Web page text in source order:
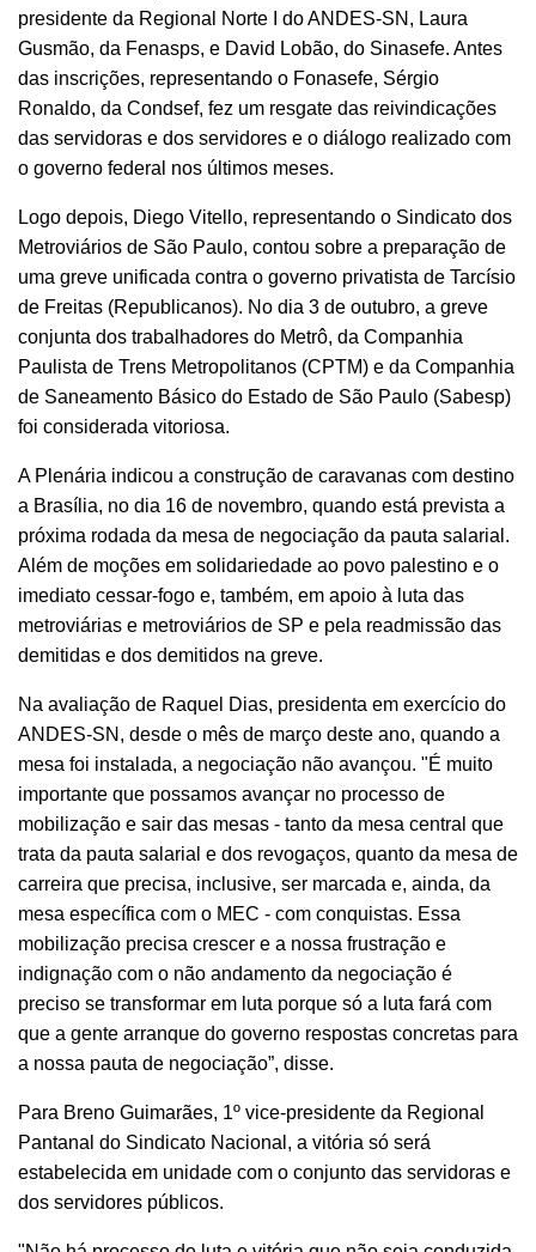
presidente da Regional Norte I do ANDES-SN, Laura
Gusmão, da Fenasps, e David Lobão, do Sinasefe. Antes
das inscrições, representando o Fonasefe, Sérgio
Ronaldo, da Condsef, fez um resgate das reivindicações
das servidoras e dos servidores e o diálogo realizado com
o governo federal nos últimos meses.
Logo depois, Diego Vitello, representando o Sindicato dos
Metroviários de São Paulo, contou sobre a preparação de
uma greve unificada contra o governo privatista de Tarcísio
de Freitas (Republicanos). No dia 3 de outubro, a greve
conjunta dos trabalhadores do Metrô, da Companhia
Paulista de Trens Metropolitanos (CPTM) e da Companhia
de Saneamento Básico do Estado de São Paulo (Sabesp)
foi considerada vitoriosa.
A Plenária indicou a construção de caravanas com destino
a Brasília, no dia 16 de novembro, quando está prevista a
próxima rodada da mesa de negociação da pauta salarial.
Além de moções em solidariedade ao povo palestino e o
imediato cessar-fogo e, também, em apoio à luta das
metroviárias e metroviários de SP e pela readmissão das
demitidas e dos demitidos na greve.
Na avaliação de Raquel Dias, presidenta em exercício do
ANDES-SN, desde o mês de março deste ano, quando a
mesa foi instalada, a negociação não avançou. "É muito
importante que possamos avançar no processo de
mobilização e sair das mesas - tanto da mesa central que
trata da pauta salarial e dos revogaços, quanto da mesa de
carreira que precisa, inclusive, ser marcada e, ainda, da
mesa específica com o MEC - com conquistas. Essa
mobilização precisa crescer e a nossa frustração e
indignação com o não andamento da negociação é
preciso se transformar em luta porque só a luta fará com
que a gente arranque do governo respostas concretas para
a nossa pauta de negociação”, disse.
Para Breno Guimarães, 1º vice-presidente da Regional
Pantanal do Sindicato Nacional, a vitória só será
estabelecida em unidade com o conjunto das servidoras e
dos servidores públicos.